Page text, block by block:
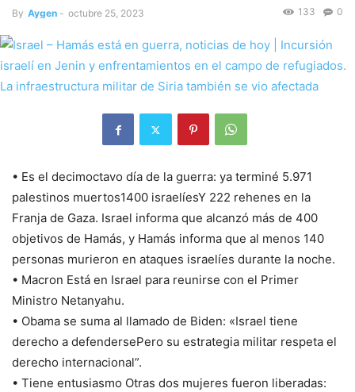
By Aygen - octubre 25, 2023 0
133
• Es el decimoctavo día de la guerra: ya terminé 5.971
palestinos muertos1400 israelíesY 222 rehenes en la
Franja de Gaza. Israel informa que alcanzó más de 400
objetivos de Hamás, y Hamás informa que al menos 140
personas murieron en ataques israelíes durante la noche.
• Macron Está en Israel para reunirse con el Primer
Ministro Netanyahu.
• Obama se suma al llamado de Biden: «Israel tiene
derecho a defendersePero su estrategia militar respeta el
derecho internacional”.
• Tiene entusiasmo Otras dos mujeres fueron liberadas: